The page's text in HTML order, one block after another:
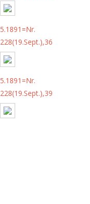
5.1891=Nr.
228(19.Sept.),36
5.1891=Nr.
228(19.Sept.),39